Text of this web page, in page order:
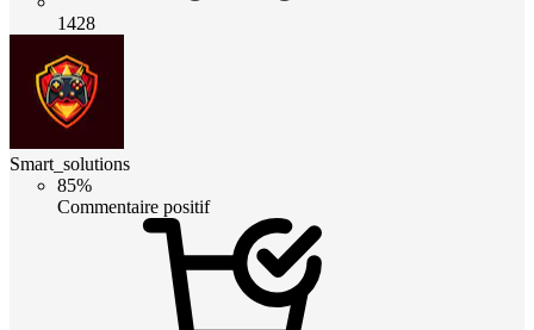
1428
Smart_solutions
85%
Commentaire positif